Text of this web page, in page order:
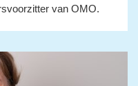
van OMO.